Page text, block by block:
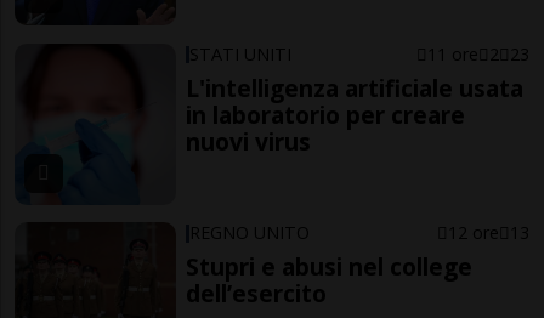
STATI UNITI 11 ore 2 23
L'intelligenza artificiale usata
in laboratorio per creare
nuovi virus
REGNO UNITO 12 ore 13
Stupri e abusi nel college
dell’esercito